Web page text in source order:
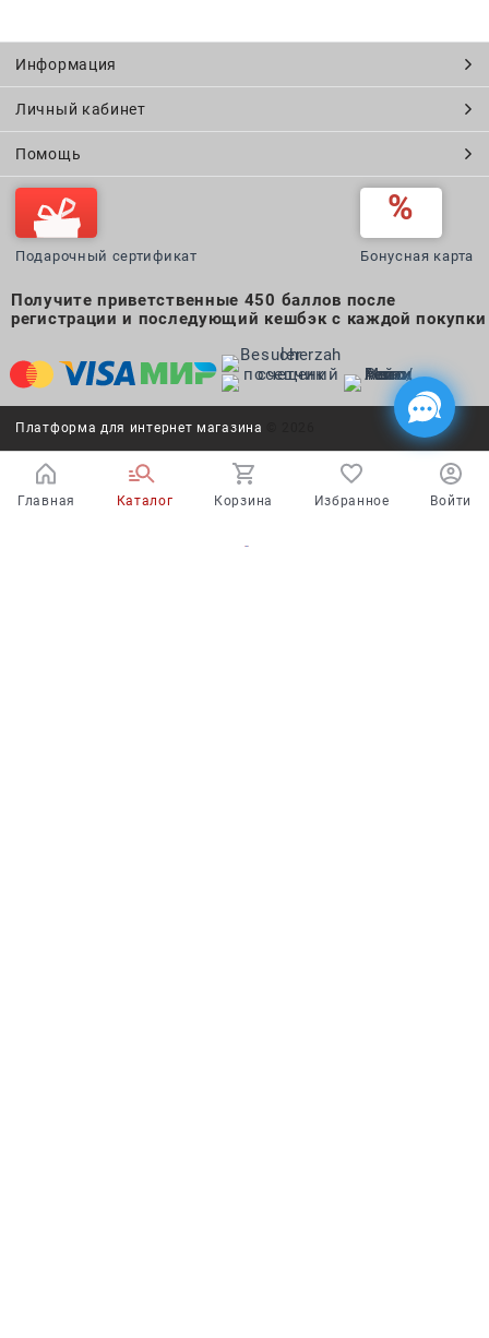
Информация
Личный кабинет
Помощь
Подарочный сертификат Бонусная карта
Получите приветственные 450 баллов после
регистрации и последующий кешбэк с каждой покупки
Платформа для интернет магазина
Главная Каталог Корзина Избранное Войти